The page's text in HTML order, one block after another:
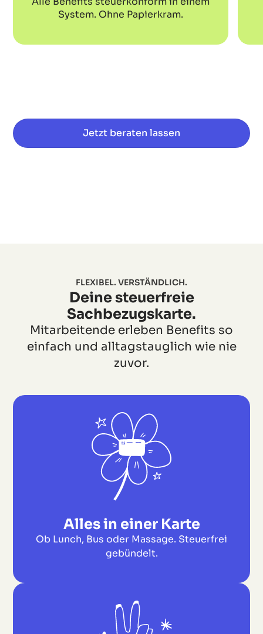
System. Ohne Papierkram.
Jetzt beraten lassen
FLEXIBEL. VERSTÄNDLICH.
Deine steuerfreie
Sachbezugskarte.
Mitarbeitende erleben Benefits so
einfach und alltagstauglich wie nie
zuvor.
Alles in einer Karte
Ob Lunch, Bus oder Massage. Steuerfrei
gebündelt.